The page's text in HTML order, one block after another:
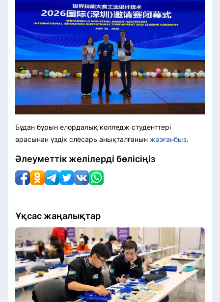
Бұдан бұрын елордалық колледж студенттері
арасынан үздік слесарь анықталғанын жазғанбыз.
Әлеуметтік желілерді бөлісіңіз
Ұқсас жаңалықтар